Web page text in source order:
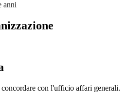
anni
con l'ufficio affari generali.